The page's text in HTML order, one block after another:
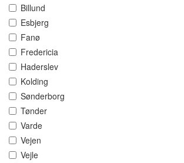
Billund
Esbjerg
Fanø
Fredericia
Haderslev
Kolding
Sønderborg
Tønder
Varde
Vejen
Vejle